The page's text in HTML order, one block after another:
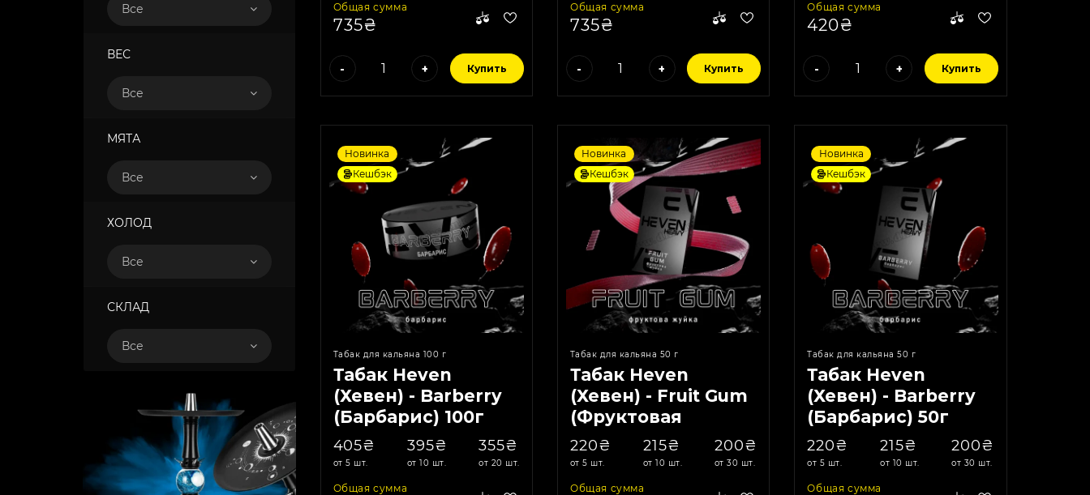
Все
ВЕС
Все
МЯТА
Все
ХОЛОД
Все
СКЛАД
Все
Общая сумма
735₴
- + Купить
Общая сумма
735₴
- + Купить
Общая сумма
420₴
- + Купить
Новинка
Кешбэк
Табак для кальяна 100 г
Табак Heven
(Хевен) - Barberry
(Барбарис) 100г
405₴
от 5 шт.
395₴
от 10 шт.
355₴
от 20 шт.
Общая сумма
Новинка
Кешбэк
Табак для кальяна 50 г
Табак Heven
(Хевен) - Fruit Gum
(Фруктовая
Жвачка) 50г
220₴
от 5 шт.
215₴
от 10 шт.
200₴
от 30 шт.
Общая сумма
Новинка
Кешбэк
Табак для кальяна 50 г
Табак Heven
(Хевен) - Barberry
(Барбарис) 50г
220₴
от 5 шт.
215₴
от 10 шт.
200₴
от 30 шт.
Общая сумма